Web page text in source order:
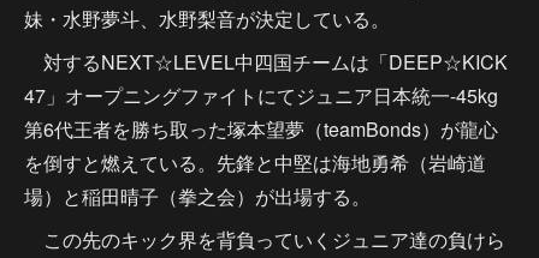
妹・水野夢斗、水野梨音が決定している。
対するNEXT☆LEVEL中四国チームは「DEEP☆KICK
47」オープニングファイトにてジュニア日本統一-45kg
第6代王者を勝ち取った塚本望夢（teamBonds）が龍心
を倒すと燃えている。先鋒と中堅は海地勇希（岩崎道
場）と稲田晴子（拳之会）が出場する。
この先のキック界を背負っていくジュニア達の負けら